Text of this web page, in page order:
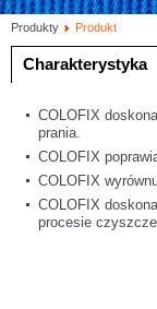
Produkty Produkt
Charakterystyka
COLOFIX
prania.
COLOFIX
COLOFIX
COLOFIX
procesie